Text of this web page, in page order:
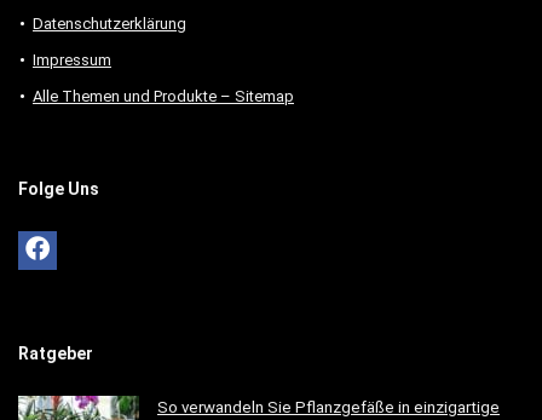
Datenschutzerklärung
Impressum
Alle Themen und Produkte – Sitemap
Folge Uns
Ratgeber
So verwandeln Sie Pflanzgefäße in einzigartige